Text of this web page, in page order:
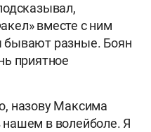
вместе с ним
бывают разные. Боян
приятное
назову Максима
в волейболе. Я